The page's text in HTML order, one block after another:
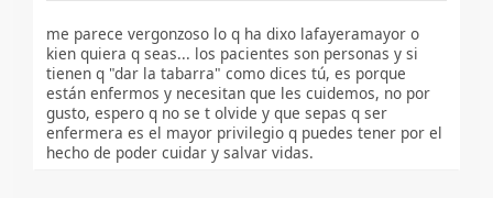
me parece vergonzoso lo q ha dixo lafayeramayor o
kien quiera q seas... los pacientes son personas y si
tienen q "dar la tabarra" como dices tú, es porque
están enfermos y necesitan que les cuidemos, no por
gusto, espero q no se t olvide y que sepas q ser
enfermera es el mayor privilegio q puedes tener por el
hecho de poder cuidar y salvar vidas.